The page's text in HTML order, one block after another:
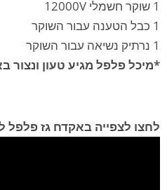
1 שוקר חשמלי 12000V
1 כבל הטענה עבור השוקר
1 נרתיק נשיאה עבור השוקר
*מיכל פלפל מגיע טעון
לחצו לצפייה באקדח גז פלפל